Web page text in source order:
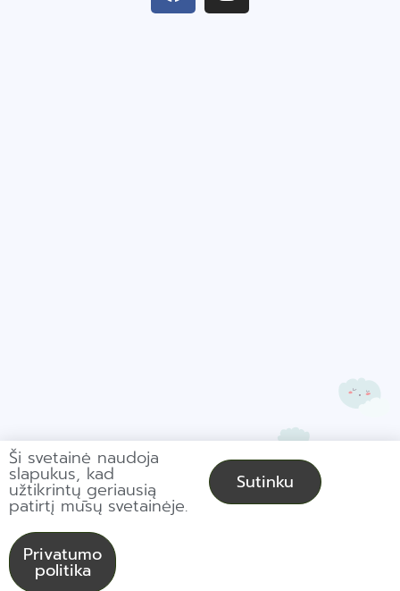
© Copyright 2021,
Ši svetainė naudoja
slapukus, kad
užtikrintų geriausią
patirtį mūsų svetainėje.
Sutinku
Privatumo
politika